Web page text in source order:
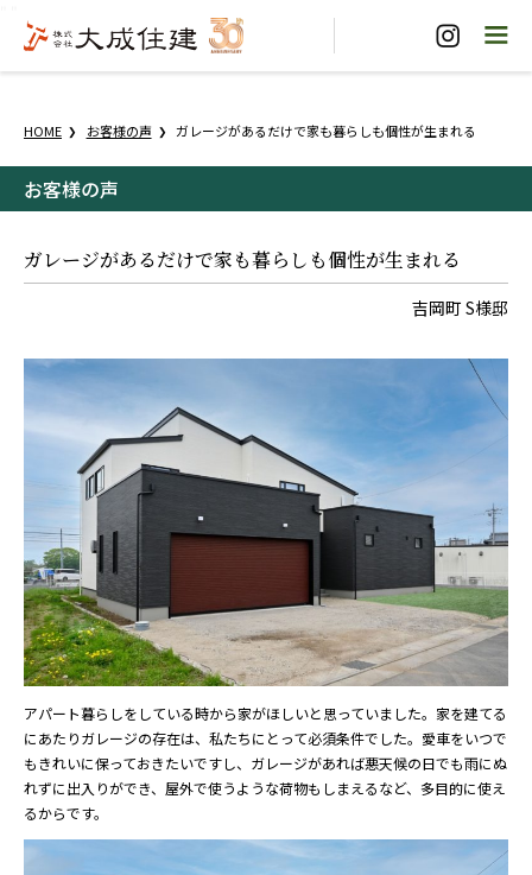
HOME お客様の声 ガレージがあるだけで家も暮らしも個性が生まれる
お客様の声
ガレージがあるだけで家も暮らしも個性が生まれる
吉岡町 S様邸
アパート暮らしをしている時から家がほしいと思っていました。家を建てる
にあたりガレージの存在は、私たちにとって必須条件でした。愛車をいつで
もきれいに保っておきたいですし、ガレージがあれば悪天候の日でも雨にぬ
れずに出入りができ、屋外で使うような荷物もしまえるなど、多目的に使え
るからです。